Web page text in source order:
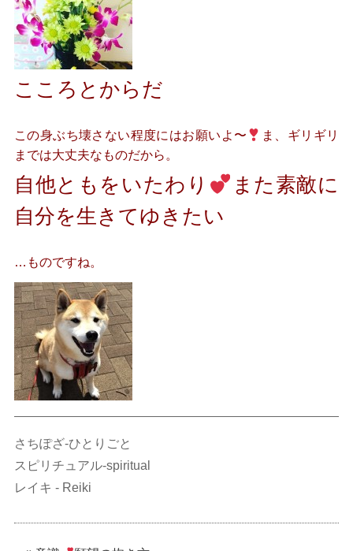
こころとからだ
この身ぶち壊さない程度にはお願いよ〜
ま、ギリギリ
までは大丈夫なものだから。
自他ともをいたわり
また素敵に
自分を生きてゆきたい
…ものですね。
さちぽざ-ひとりごと
スピリチュアル-spiritual
レイキ - Reiki